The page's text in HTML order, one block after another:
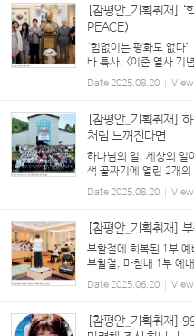
[참평안_기획취재]
PEACE)
‘힘없이는 평화도 없다
바 특사, <이준 열사 기
역사를 통해 가장 분명
란드 헤이그에서 열린 ‘
Date2025.08.20
[참평안_기획취재]
처럼 느껴진다면
하나님의 일, 세상의 일
색 골짜기에 열린 2개의
가는 것처럼 느껴질 때
세상 일에는 선별적으로
Date2025.08.20
[참평안_기획취재]
부활절에 회복된 1부
부활절, 마침내 1부 예
태로 일시 멈추었다가
다. 주일 출근을 해야
Date2025.06.20
[참평안_기획취재]